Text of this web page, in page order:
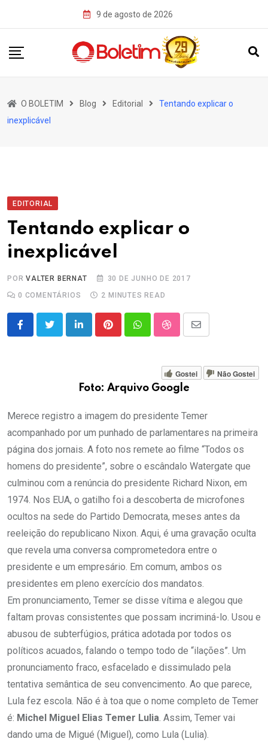
9 de agosto de 2026
O BOLETIM Blog Editorial
Tentando explicar o
inexplicável
EDITORIAL
Tentando explicar o
inexplicável
PORVALTER BERNAT
30 DE JUNHO DE 2017
0 COMENTÁRIOS 2 MINUTES READ
LinkedInPinterestWhatsappStumbleUpon
Share
Email
Gostei
Não Gostei
Foto: Arquivo Google
Merece registro a imagem do presidente Temer
acompanhado por um punhado de parlamentares na primeira
página dos jornais. A foto nos remete ao filme “Todos os
homens do presidente”, sobre o escândalo Watergate que
culminou com a renúncia do presidente Richard Nixon, em
1974. Nos EUA, o gatilho foi a descoberta de microfones
ocultos na sede do Partido Democrata, meses antes da
reeleição do republicano Nixon. Aqui, é uma gravação oculta
que revela uma conversa comprometedora entre o
presidente e um empresário. Em comum, ambos os
presidentes em pleno exercício dos mandatos.
Em pronunciamento, Temer se disse vítima e alegou que
faltam provas consistentes que possam incriminá-lo. Usou e
abusou de subterfúgios, prática adotada por todos os
políticos acuados, falando o tempo todo de “ilações”. Um
pronunciamento fraco, esfacelado e dissimulado pela
tentativa semântica de seu convencimento. Ao que parece,
Lula fez escola. Não é à toa que o nome completo de Temer
é: Michel Miguel Elias Temer Lulia. Assim, Temer vai
dando uma de Migué (Miguel), como Lula (Lulia).